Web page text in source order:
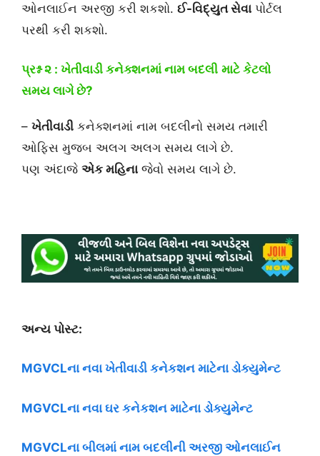
ઓનલાઈન અરજી કરી શકશો. ઈ-વિદ્યુત સેવાપોર્ટલ
પરથી કરી શકશો.
પ્રશ્ન ૨ : ખેતીવાડી કનેક્શનમાં નામ બદલી માટે કેટલો
સમય લાગે છે?
– ખેતીવાડી કનેક્શનમાં નામ બદલીનો સમય તમારી
ઓફિસ મુજબ અલગ અલગ સમય લાગે છે.
પણ અંદાજે એક મહિનાજેવો સમય લાગે છે.
અન્ય પોસ્ટ:
MGVCLના નવા ખેતીવાડી કનેકશન માટેના ડોક્યુમેન્ટ
MGVCLના નવા ઘર કનેકશન માટેના ડોક્યુમેન્ટ
MGVCLના બીલમાં નામ બદલીની અરજી ઓનલાઈન